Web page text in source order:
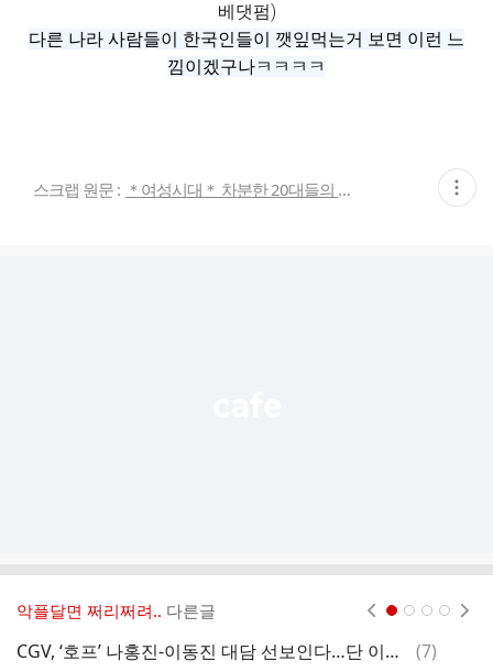
베댓펌)
다른 나라 사람들이 한국인들이 깻잎먹는거 보면 이런 느
낌이겠구나ㅋㅋㅋㅋ
스크랩 원문 : ＊여성시대＊ 차분한 20대들의 알흠다운 공간 현
재
악플달면 쩌리쩌려.. 다른글
CGV, ‘호프’ 나홍진-이동진 대담 선보인다…단 이틀 상영
댓
(7)